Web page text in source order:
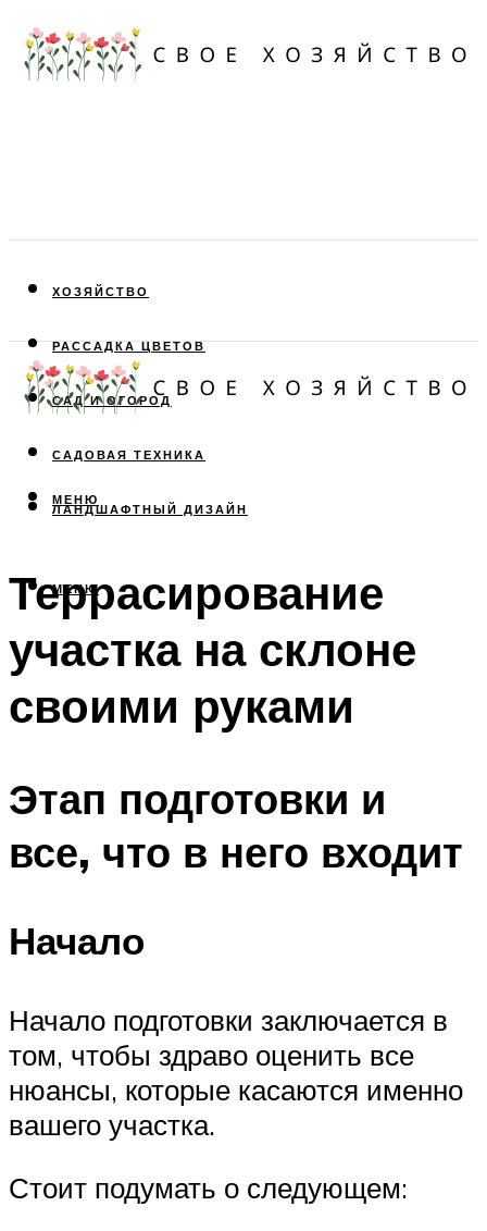
ХОЗЯЙСТВО
РАССАДКА ЦВЕТОВ
САД И ОГОРОД
САДОВАЯ ТЕХНИКА
ЛАНДШАФТНЫЙ ДИЗАЙН
МЕНЮ
МЕНЮ
Террасирование
участка на склоне
своими руками
Этап подготовки и
все, что в него входит
Начало
Начало подготовки заключается в
том, чтобы здраво оценить все
нюансы, которые касаются именно
вашего участка.
Стоит подумать о следующем: